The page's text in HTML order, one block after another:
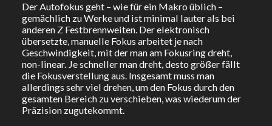
Der Autofokus geht – wie für ein Makro üblich –
gemächlich zu Werke und ist minimal lauter als bei
anderen Z Festbrennweiten. Der elektronisch
übersetzte, manuelle Fokus arbeitet je nach
Geschwindigkeit, mit der man am Fokusring dreht,
non-linear. Je schneller man dreht, desto größer fällt
die Fokusverstellung aus. Insgesamt muss man
allerdings sehr viel drehen, um den Fokus durch den
gesamten Bereich zu verschieben, was wiederum der
Präzision zugutekommt.